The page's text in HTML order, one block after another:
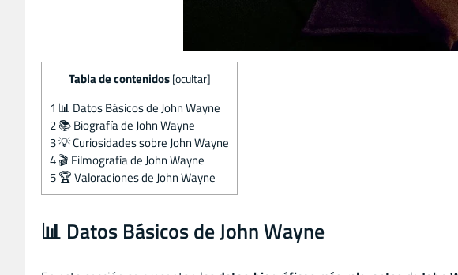
Tabla de contenidos [ocultar]
1 📊 Datos Básicos de John Wayne
2📚 Biografía de John Wayne
3💡 Curiosidades sobre John Wayne
4🎬 Filmografía de John Wayne
5🏆 Valoraciones de John Wayne
📊 Datos Básicos de John Wayne